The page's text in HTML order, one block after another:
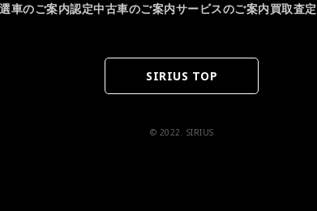
車のご案内認定中古車のご案内サービスのご案内買取査定
SIRIUS TOP
© 2022. SIRIUS